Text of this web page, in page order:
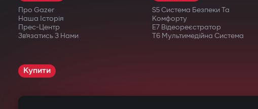
Про Gazer
Наша Історія
Прес-Центр
Зв’язатись З Нами
S5 Система Безпеки Та
Комфорту
E7 Відеореєстратор
T6 Мультимедійна Система
Купити